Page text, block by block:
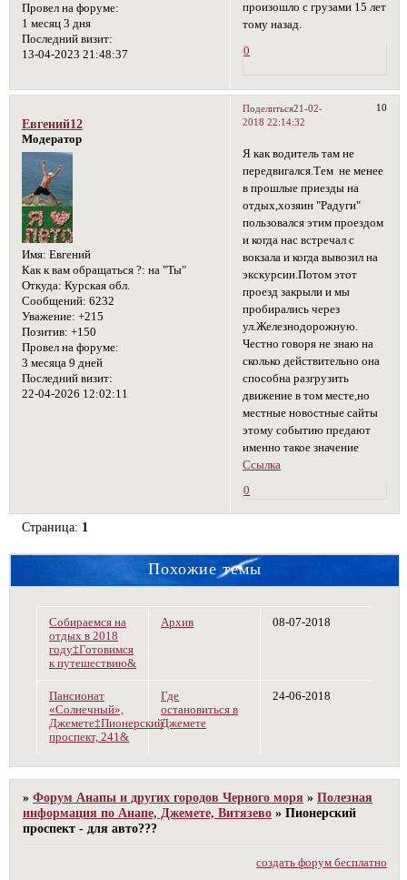
Провел на форуме:
1 месяц 3 дня
Последний визит:
13-04-2023 21:48:37
произошло с грузами 15 лет
тому назад.
0
Поделиться 10
21-02-
2018 22:14:32
Евгений12
Модератор
Имя: Евгений
Как к вам обращаться ?: на "Ты"
Откуда: Курская обл.
Сообщений: 6232
Уважение: +215
Позитив: +150
Провел на форуме:
3 месяца 9 дней
Последний визит:
22-04-2026 12:02:11
Я как водитель там не
передвигался.Тем не менее
в прошлые приезды на
отдых,хозяин "Радуги"
пользовался этим проездом
и когда нас встречал с
вокзала и когда вывозил на
экскурсии.Потом этот
проезд закрыли и мы
пробирались через
ул.Железнодорожную.
Честно говоря не знаю на
сколько действительно она
способна разгрузить
движение в том месте,но
местные новостные сайты
этому событию предают
именно такое значение
Ссылка
0
Страница: 1
Похожие темы
Собираемся на
отдых в 2018
году‡Готовимся
к путешествию&
Архив 08-07-2018
Пансионат
«Солнечный»,
Джемете‡Пионерский
проспект, 241&
Где
остановиться в
Джемете
24-06-2018
»Форум Анапы и других городов Черного моря »Полезная
информация по Анапе, Джемете, Витязево »Пионерский
проспект - для авто???
создать форум бесплатно